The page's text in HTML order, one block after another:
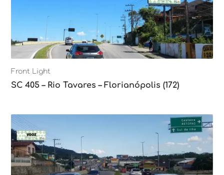
Front Light
SC 405 – Rio Tavares – Florianópolis (172)